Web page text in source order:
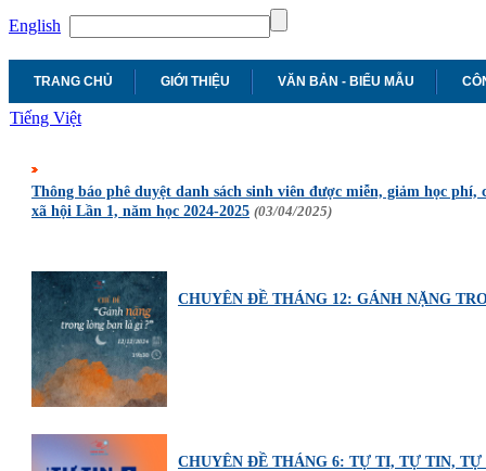
English
TRANG CHỦ GIỚI THIỆU VĂN BẢN - BIỂU MẪU
Tiếng Việt
Thông báo phê duyệt danh sách sinh viên được miễn, giảm học
xã hội Lần 1, năm học 2024-2025 (03/04/2025)
CHUYÊN ĐỀ THÁNG 12: GÁNH NẶNG
CHUYÊN ĐỀ THÁNG 6: TỰ TI, TỰ TIN,